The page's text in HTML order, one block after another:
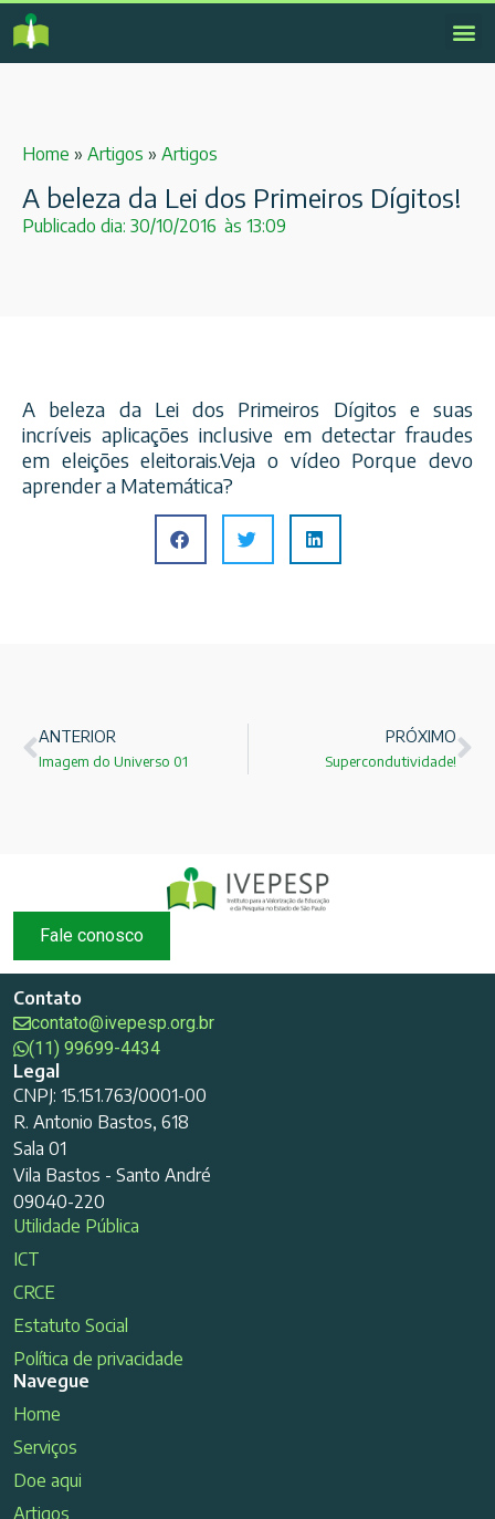
Home » Artigos » Artigos
A beleza da Lei dos Primeiros Dígitos!
Publicado dia: 30/10/2016 às 13:09
A beleza da Lei dos Primeiros Dígitos e suas
incríveis aplicações inclusive em detectar fraudes
em eleições eleitorais.Veja o vídeo Porque devo
aprender a Matemática?
ANTERIOR
Imagem do Universo 01
PRÓXIMO
Supercondutividade!
Fale conosco
Contato
contato@ivepesp.org.br
(11) 99699-4434
Legal
CNPJ: 15.151.763/0001-00
R. Antonio Bastos, 618
Sala 01
Vila Bastos - Santo André
09040-220
Utilidade Pública
ICT
CRCE
Estatuto Social
Política de privacidade
Navegue
Home
Serviços
Doe aqui
Artigos